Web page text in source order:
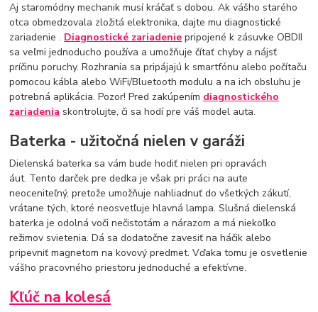
Aj staromódny mechanik musí kráčať s dobou. Ak vášho starého
otca obmedzovala zložitá elektronika, dajte mu diagnostické
zariadenie . Diagnostické zariadenie pripojené k zásuvke OBDII
sa veľmi jednoducho používa a umožňuje čítať chyby a nájsť
príčinu poruchy. Rozhrania sa pripájajú k smartfónu alebo počítaču
pomocou kábla alebo WiFi/Bluetooth modulu a na ich obsluhu je
potrebná aplikácia. Pozor! Pred zakúpením diagnostického
zariadenia skontrolujte, či sa hodí pre váš model auta.
Baterka - užitočná nielen v garáži
Dielenská baterka sa vám bude hodiť nielen pri opravách
áut. Tento darček pre dedka je však pri práci na aute
neoceniteľný, pretože umožňuje nahliadnuť do všetkých zákutí,
vrátane tých, ktoré neosvetľuje hlavná lampa. Slušná dielenská
baterka je odolná voči nečistotám a nárazom a má niekoľko
režimov svietenia. Dá sa dodatočne zavesiť na háčik alebo
pripevniť magnetom na kovový predmet. Vďaka tomu je osvetlenie
vášho pracovného priestoru jednoduché a efektívne.
Kľúč na kolesá